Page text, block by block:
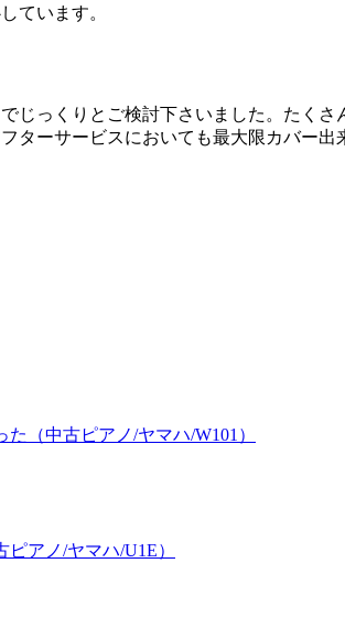
ています。
じっくりとご検討下さいました。たく
ターサービスにおいても最大限カバー
（中古ピアノ/ヤマハ/W101）
アノ/ヤマハ/U1E）